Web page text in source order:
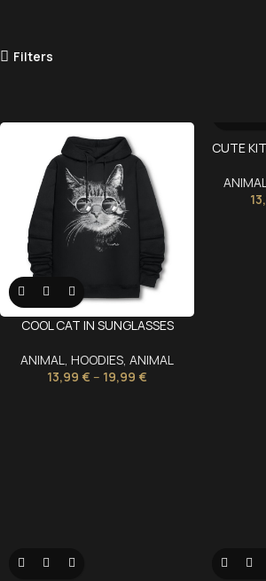
Filters
COOL CAT IN SUNGLASSES
ANIMAL, HOODIES, ANIMAL
13,99 € – 19,99 €
CUTE